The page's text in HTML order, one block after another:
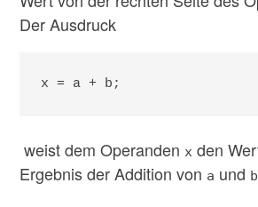
Der Ausdruck
x = a + b;
weist dem Operanden x den
Ergebnis der Addition von a und b